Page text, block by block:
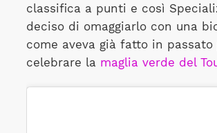
classifica a punti e così
deciso di omaggiarlo con una
come aveva già fatto in passato
celebrare la maglia verde del